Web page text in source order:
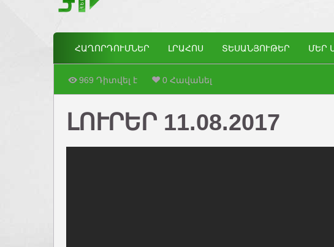
ՀԱՂՈՐԴՈՒՄՆԵՐ ԼՐԱՀՈՍ ՏԵՍԱՆՅՈՒԹԵՐ ՄԵՐ
969 Դիտվել է 0 Հավանել
ԼՈՒՐԵՐ 11.08.2017